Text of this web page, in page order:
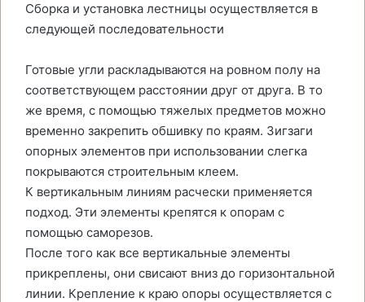
Сборка и установка лестницы осуществляется в
следующей последовательности
Готовые угли раскладываются на ровном полу на
соответствующем расстоянии друг от друга. В то
же время, с помощью тяжелых предметов можно
временно закрепить обшивку по краям. Зигзаги
опорных элементов при использовании слегка
покрываются строительным клеем.
К вертикальным линиям расчески применяется
подход. Эти элементы крепятся к опорам с
помощью саморезов.
После того как все вертикальные элементы
прикреплены, они свисают вниз до горизонтальной
линии. Крепление к краю опоры осуществляется с